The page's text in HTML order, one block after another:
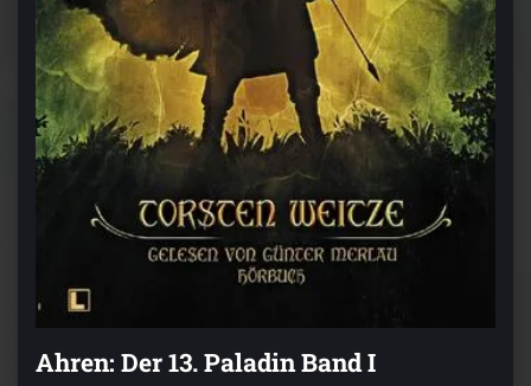
Ahren: Der 13. Paladin Band I